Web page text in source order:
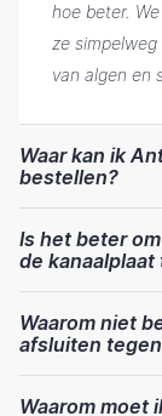
hoe beter.
ze
van algen en
Waar kan ik
bestellen?
Is het beter
de
Waarom niet
afsluiten
Waarom moet